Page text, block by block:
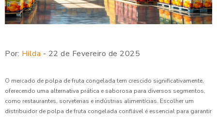
Por: Hilda - 22 de Fevereiro de 2025
O mercado de polpa de fruta congelada tem crescido significativamente,
oferecendo uma alternativa prática e saborosa para diversos segmentos,
como restaurantes, sorveterias e indústrias alimentícias. Escolher um
distribuidor de polpa de fruta congelada confiável é essencial para garantir